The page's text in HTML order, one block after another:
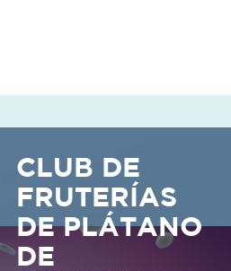
CLUB DE
FRUTERÍAS
DE PLÁTANO
DE